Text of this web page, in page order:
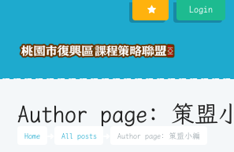
Login
Home All posts Author page: 策盟小編
Author page: 策盟